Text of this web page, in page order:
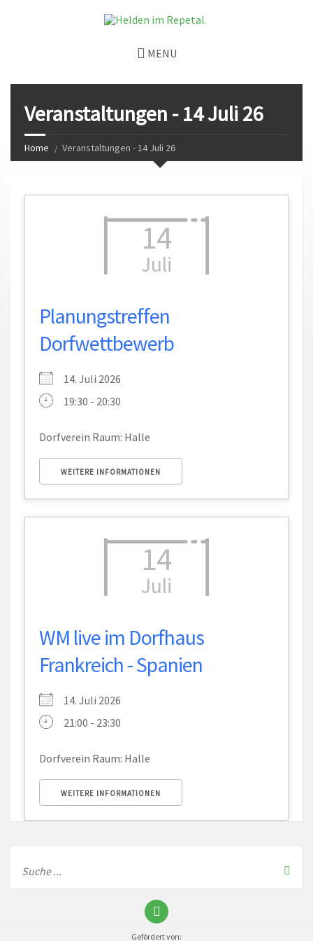
MENU
Veranstaltungen - 14 Juli 26
Home Veranstaltungen - 14 Juli 26
14
Juli
Planungstreffen
Dorfwettbewerb
14. Juli 2026
19:30 - 20:30
Dorfverein Raum: Halle
WEITERE INFORMATIONEN
14
Juli
WM live im Dorfhaus
Frankreich - Spanien
14. Juli 2026
21:00 - 23:30
Dorfverein Raum: Halle
WEITERE INFORMATIONEN
Gefördert von: